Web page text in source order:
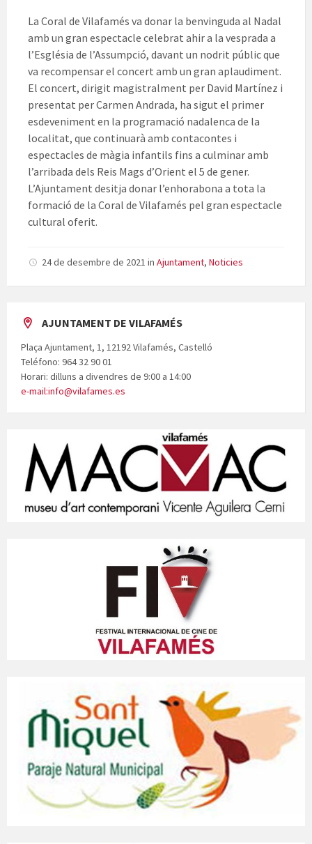
La Coral de Vilafamés va donar la benvinguda al Nadal
amb un gran espectacle celebrat ahir a la vesprada a
l’Església de l’Assumpció, davant un nodrit públic que
va recompensar el concert amb un gran aplaudiment.
El concert, dirigit magistralment per David Martínez i
presentat per Carmen Andrada, ha sigut el primer
esdeveniment en la programació nadalenca de la
localitat, que continuarà amb contacontes i
espectacles de màgia infantils fins a culminar amb
l’arribada dels Reis Mags d’Orient el 5 de gener.
L’Ajuntament desitja donar l’enhorabona a tota la
formació de la Coral de Vilafamés pel gran espectacle
cultural oferit.
24 de desembre de 2021 in Ajuntament, Noticies
AJUNTAMENT DE VILAFAMÉS
Plaça Ajuntament, 1, 12192 Vilafamés, Castelló
Teléfono: 964 32 90 01
Horari: dilluns a divendres de 9:00 a 14:00
e-mail:info@vilafames.es